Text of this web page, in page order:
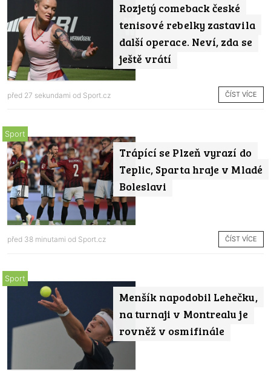
Rozjetý comeback české
tenisové rebelky zastavila
další operace. Neví, zda se
ještě vrátí
před 27 sekundami od Sport.cz ČÍST VÍCE
Trápící se Plzeň vyrazí do
Teplic, Sparta hraje v Mladé
Boleslavi
Sport
před 38 minutami od Sport.cz ČÍST VÍCE
Menšík napodobil Lehečku,
na turnaji v Montrealu je
rovněž v osmifinále
Sport